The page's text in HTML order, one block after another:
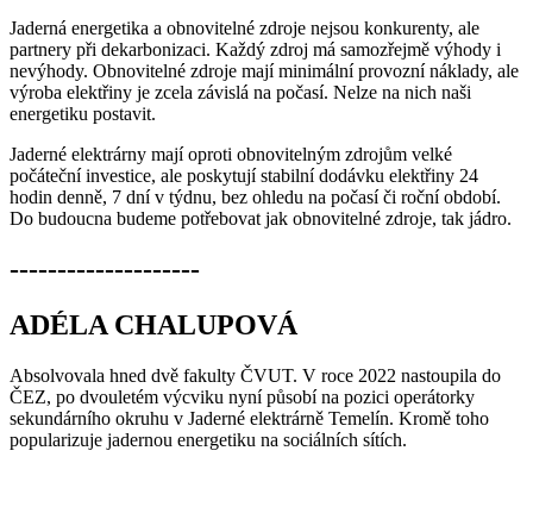
Jaderná energetika a obnovitelné zdroje nejsou konkurenty, ale
partnery při dekarbonizaci. Každý zdroj má samozřejmě výhody i
nevýhody. Obnovitelné zdroje mají minimální provozní náklady, ale
výroba elektřiny je zcela závislá na počasí. Nelze na nich naši
energetiku postavit.
Jaderné elektrárny mají oproti obnovitelným zdrojům velké
počáteční investice, ale poskytují stabilní dodávku elektřiny 24
hodin denně, 7 dní v týdnu, bez ohledu na počasí či roční období.
Do budoucna budeme potřebovat jak obnovitelné zdroje, tak jádro.
--------------------
ADÉLA CHALUPOVÁ
Absolvovala hned dvě fakulty ČVUT. V roce 2022 nastoupila do
ČEZ, po dvouletém výcviku nyní působí na pozici operátorky
sekundárního okruhu v Jaderné elektrárně Temelín. Kromě toho
popularizuje jadernou energetiku na sociálních sítích.